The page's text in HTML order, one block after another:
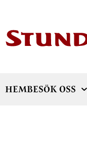
HEMBESÖK OSS